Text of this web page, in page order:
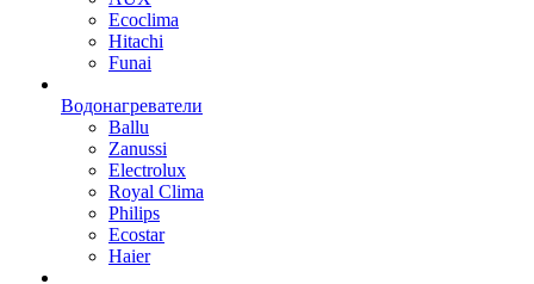
Ecoclima
Hitachi
Funai
Водонагреватели
Ballu
Zanussi
Electrolux
Royal Clima
Philips
Ecostar
Haier